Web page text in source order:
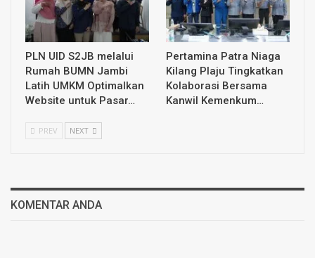
PLN UID S2JB melalui
Rumah BUMN Jambi
Latih UMKM Optimalkan
Website untuk Pasar…
Pertamina Patra Niaga
Kilang Plaju Tingkatkan
Kolaborasi Bersama
Kanwil Kemenkum…
PREV NEXT
KOMENTAR ANDA